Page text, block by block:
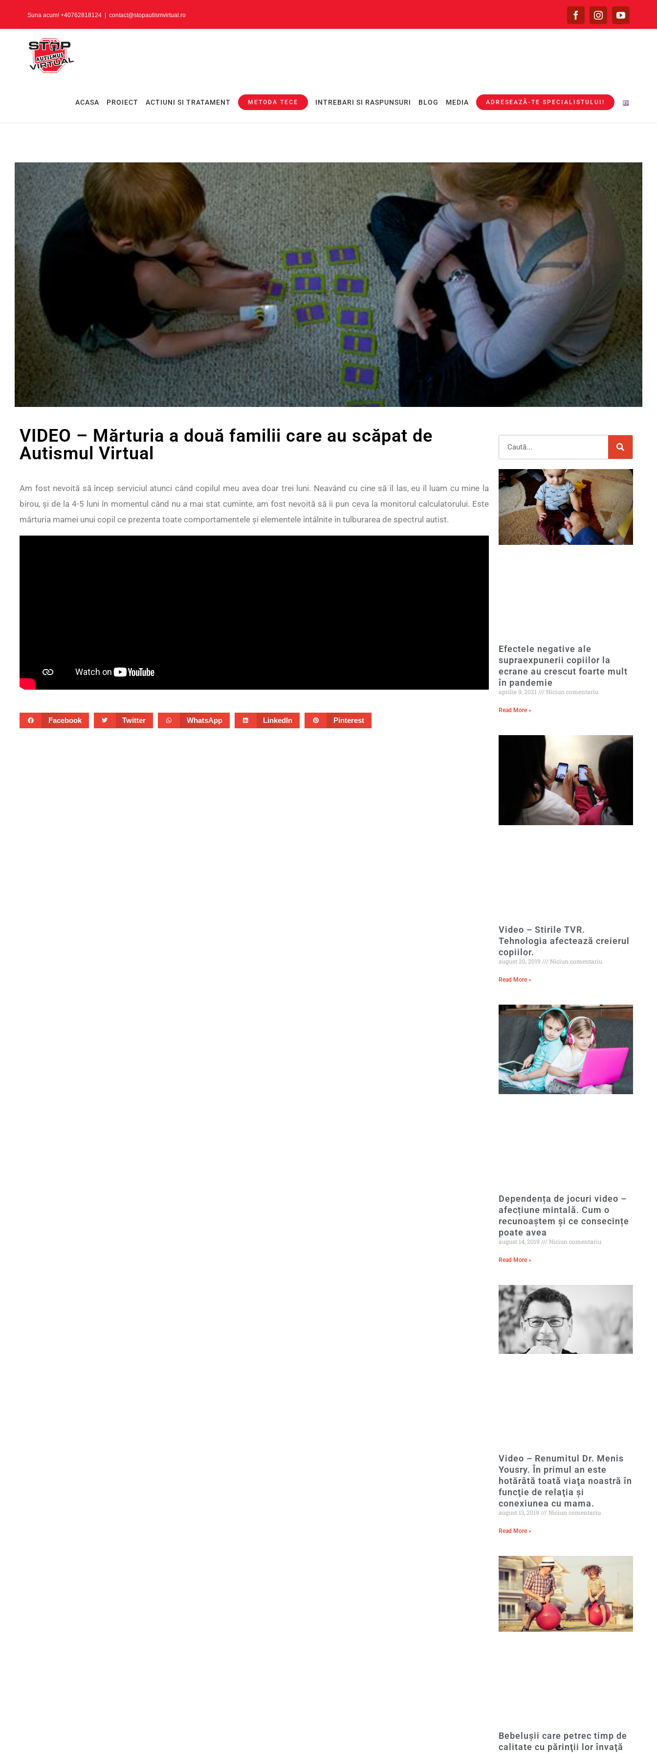
Suna acum! +40762818124 contact@stopautismvirtual.ro
ACASA PROIECT ACTIUNI SI TRATAMENT METODA TECE INTREBARI SI RASPUNSURI BLOG MEDIA ADRESEAZÃ-TE SPECIALISTULUI!
VIDEO – Mărturia a două familii care au scăpat de
Autismul Virtual
Am fost nevoită să încep serviciul atunci când copilul meu avea doar trei luni. Neavând cu cine să îl las, eu îl luam cu mine la
birou, şi de la 4-5 luni în momentul când nu a mai stat cuminte, am fost nevoită să îi pun ceva la monitorul calculatorului. Este
mărturia mamei unui copil ce prezenta toate comportamentele şi elementele întâlnite în tulburarea de spectrul autist.
Facebook Twitter WhatsApp LinkedIn Pinterest
Efectele negative ale
supraexpunerii copiilor la
ecrane au crescut foarte mult
în pandemie
aprilie 9, 2021 Niciun comentariu
Read More »
Video – Stirile TVR.
Tehnologia afectează creierul
copiilor.
august 20, 2019 Niciun comentariu
Read More »
Dependența de jocuri video –
afecțiune mintală. Cum o
recunoaștem și ce consecințe
poate avea
august 14, 2019 Niciun comentariu
Read More »
Video – Renumitul Dr. Menis
Yousry. În primul an este
hotărâtă toată viaţa noastră în
funcţie de relaţia şi
conexiunea cu mama.
august 13, 2019 Niciun comentariu
Read More »
Bebeluşii care petrec timp de
calitate cu părinţii lor învaţă